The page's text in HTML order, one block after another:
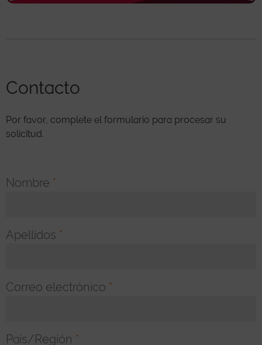
Contacto
Por favor, complete el formulario para procesar su
solicitud.
Nombre *
Apellidos *
Correo electrónico *
País/Región *